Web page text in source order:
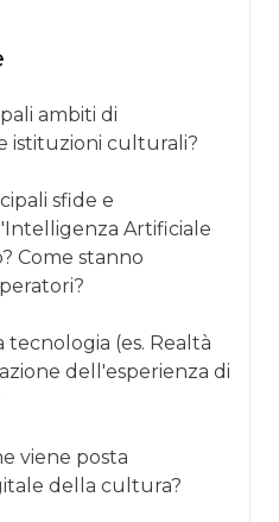
ambiti di
istituzioni culturali?
sfide e
Artificiale
Come stanno
tecnologia (es. Realtà
dell'esperienza di
viene posta
della cultura?